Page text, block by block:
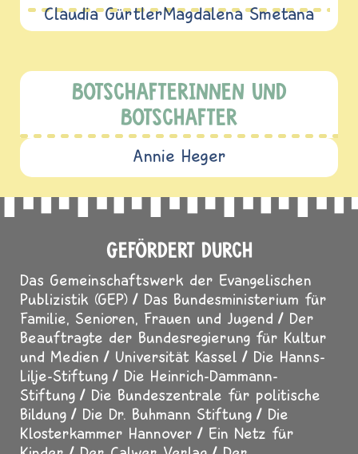
Claudia GürtlerMagdalena Smetana
BOTSCHAFTERINNEN UND
BOTSCHAFTER
Annie Heger
GEFÖRDERT DURCH
Das Gemeinschaftswerk der Evangelischen
Publizistik (GEP)
Das Bundesministerium für
Familie, Senioren, Frauen und Jugend
Beauftragte der Bundesregierung für Kultur
und Medien
Universität Kassel
Die Hanns-
Lilje-Stiftung
Die Heinrich-Dammann-